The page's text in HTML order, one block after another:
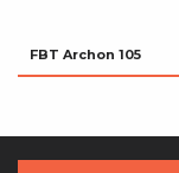
FBT Archon 105